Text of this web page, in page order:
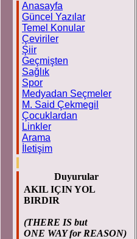
Anasayfa
Güncel Yazılar
Temel Konular
Çeviriler
Şiir
Geçmişten
Sağlık
Spor
Medyadan Seçmeler
M. Said Çekmegil
Çocuklardan
Linkler
Arama
İletişim
Duyurular
AKIL IÇIN YOL
BIRDIR
(THERE IS but
ONE WAY for REASON)